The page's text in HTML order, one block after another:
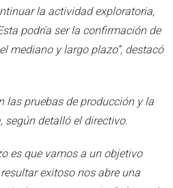
la actividad exploratoria,
podría ser la confirmación de
mediano y largo plazo”, destacó
las pruebas de producción y la
según detalló el directivo.
es que vamos a un objetivo
exitoso nos abre una